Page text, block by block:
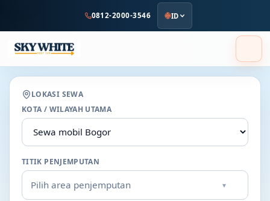
utama
0812-2000-3546 ID
LOKASI SEWA
KOTA / WILAYAH UTAMA
TITIK PENJEMPUTAN
Pilih area penjemputan ▾